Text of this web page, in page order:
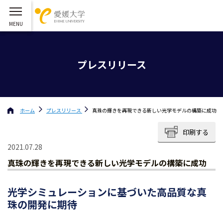
プレスリリース
ホーム プレスリリース 真珠の輝きを再現できる新しい光学モデルの構築に成功
印刷する
2021.07.28
真珠の輝きを再現できる新しい光学モデルの構築に成功
光学シミュレーションに基づいた高品質な真
珠の開発に期待